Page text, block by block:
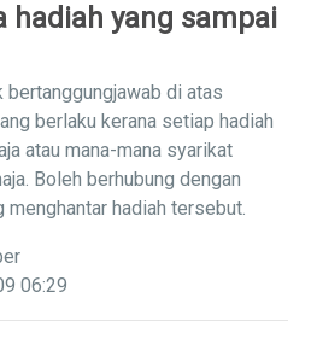
hadiah yang sampai
bertanggungjawab di atas
berlaku kerana setiap hadiah
atau mana-mana syarikat
Boleh berhubung dengan
hadiah tersebut.
06:29